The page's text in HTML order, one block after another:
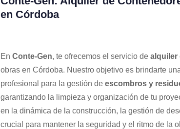
en Córdoba
En Conte-Gen, te ofrecemos el servicio de alquiler
obras en Córdoba. Nuestro objetivo es brindarte
profesional para la gestión de escombros y
garantizando la limpieza y organización de tu
en la dinámica de la construcción, la gestión de
crucial para mantener la seguridad y el ritmo de la